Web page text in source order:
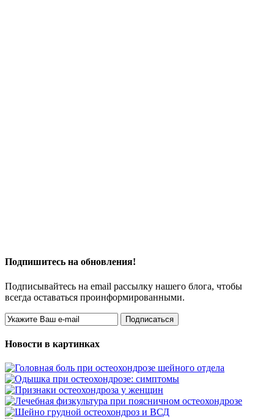
Подпишитесь на обновления!
Подписывайтесь на email рассылку нашего блога, чтобы
всегда оставаться проинформированными.
Новости в картинках